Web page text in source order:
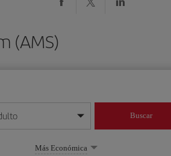
(AMS)
mes/año
Buscar
Más Económica